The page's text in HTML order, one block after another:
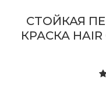
СТОЙКАЯ
КРАСКА HAIR